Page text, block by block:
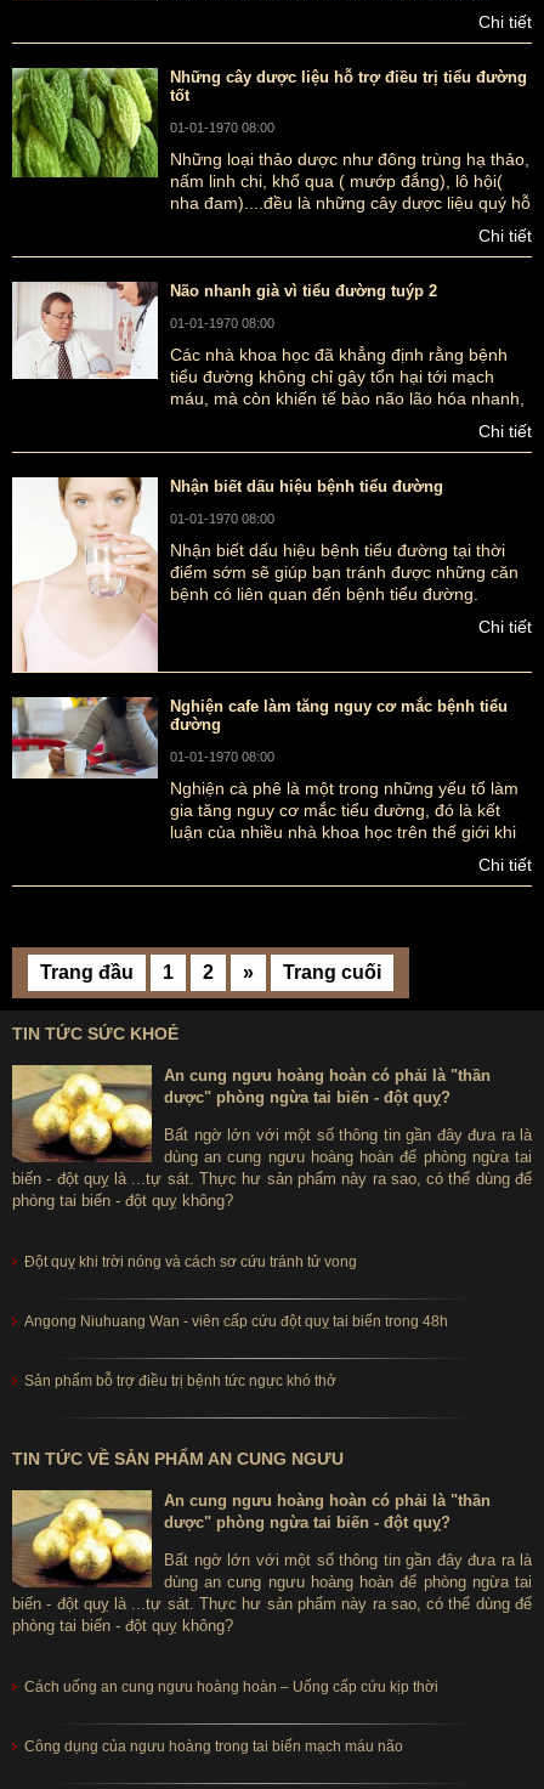
Chi tiết
Những cây dược liệu hỗ trợ điều trị tiểu đường
tốt
01-01-1970 08:00
Những loại thảo dược như đông trùng hạ thảo,
nấm linh chi, khổ qua ( mướp đắng), lô hội(
nha đam)....đều là những cây dược liệu quý hỗ
bài viết này, chúng tôi sẽ giới thiệu đến bạn
tiểu tiểu đường này.
Chi tiết
Não nhanh già vì tiểu đường tuýp 2
01-01-1970 08:00
Các nhà khoa học đã khẳng định rằng bệnh
tiểu đường không chỉ gây tổn hại tới mạch
máu, mà còn khiến tế bào não lão hóa nhanh,
thu nhỏ, do đó mà người bệnh sẽ bị suy giảm
Chi tiết
Nhận biết dấu hiệu bệnh tiểu đường
01-01-1970 08:00
Nhận biết dấu hiệu bệnh tiểu đường tại thời
điểm sớm sẽ giúp bạn tránh được những căn
bệnh có liên quan đến bệnh tiểu đường.
Chi tiết
Nghiện cafe làm tăng nguy cơ mắc bệnh tiểu
đường
01-01-1970 08:00
Nghiện cà phê là một trong những yếu tố làm
gia tăng nguy cơ mắc tiểu đường, đó là kết
luận của nhiều nhà khoa học trên thế giới khi
Chi tiết
Trang đầu 1 2 » Trang cuối
TIN TỨC SỨC KHOẺ
An cung ngưu hoàng hoàn có phải là "thần
dược" phòng ngừa tai biến - đột quỵ?
Bất ngờ lớn với một số thông tin gần đây đưa ra là
dùng an cung ngưu hoàng hoàn để phòng ngừa tai
biến - đột quỵ là ...tự sát. Thực hư sản phẩm này ra sao, có thể dùng để
phòng tai biến - đột quỵ không?
Đột quỵ khi trời nóng và cách sơ cứu tránh tử vong
Angong Niuhuang Wan - viên cấp cứu đột quỵ tai biến trong 48h
Sản phẩm bỗ trợ điều trị bệnh tức ngực khó thở
TIN TỨC VỀ SẢN PHẨM AN CUNG NGƯU
An cung ngưu hoàng hoàn có phải là "thần
dược" phòng ngừa tai biến - đột quỵ?
Bất ngờ lớn với một số thông tin gần đây đưa ra là
dùng an cung ngưu hoàng hoàn để phòng ngừa tai
biến - đột quỵ là ...tự sát. Thực hư sản phẩm này ra sao, có thể dùng để
phòng tai biến - đột quỵ không?
Cách uống an cung ngưu hoàng hoàn – Uống cấp cứu kịp thời
Công dụng của ngưu hoàng trong tai biến mạch máu não